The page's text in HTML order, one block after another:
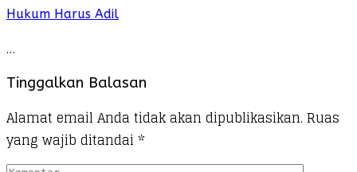
Hukum Harus Adil
…
Tinggalkan Balasan
Alamat email Anda tidak akan dipublikasikan. Ruas
yang wajib ditandai *